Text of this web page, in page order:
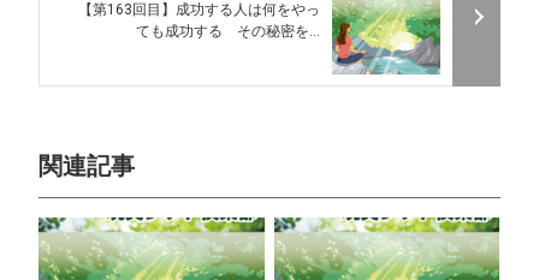
【第163回目】成功する人は何をやっ
ても成功する その秘密を...
関連記事